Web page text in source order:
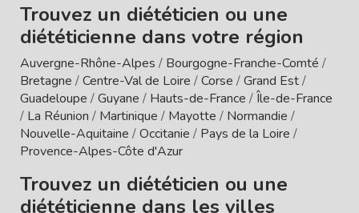
Trouvez un diététicien ou une
diététicienne dans votre région
Auvergne-Rhône-Alpes / Bourgogne-Franche-Comté /
Bretagne /Centre-Val de Loire /Corse /Grand Est/
Guadeloupe /Guyane / Hauts-de-France /Île-de-France
/ La Réunion / Martinique / Mayotte / Normandie /
Nouvelle-Aquitaine /Occitanie / Pays de la Loire /
Provence-Alpes-Côte d'Azur
Trouvez un diététicien ou une
diététicienne dans les villes